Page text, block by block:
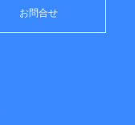
お問合せ